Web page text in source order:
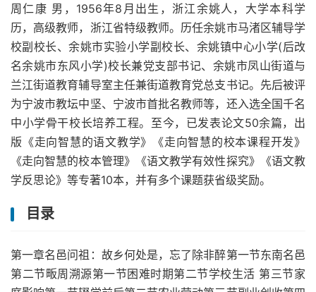
周仁康 男，1956年8月出生，浙江余姚人，大学本科学
历，高级教师，浙江省特级教师。历任余姚市马渚区辅导学
校副校长、余姚市实验小学副校长、余姚镇中心小学(后改
名余姚市东风小学)校长兼党支部书记、余姚市凤山街道与
兰江街道教育辅导室主任兼街道教育党总支书记。先后被评
为宁波市教坛中坚、宁波市首批名教师等，还入选全国千名
中小学骨干校长培养工程。至今，已发表论文50余篇，出
版《走向智慧的语文教学》《走向智慧的校本课程开发》
《走向智慧的校本管理》《语文教学有效性探究》《语文教
学反思论》等专著10本，并有多个课题获省级奖励。
目录
第一章名邑问祖：故乡何处是，忘了除非醉第一节东南名邑
第二节畈周溯源第一节困难时期第二节学校生活 第三节家